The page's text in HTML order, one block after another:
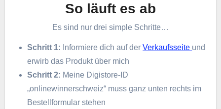
So läuft es ab
Es sind nur drei simple Schritte…
Schritt 1: Informiere dich auf derVerkaufsseite und
erwirb das Produkt über mich
Schritt 2: Meine Digistore-ID
„onlinewinnerschweiz“ muss ganz unten rechts im
Bestellformular stehen